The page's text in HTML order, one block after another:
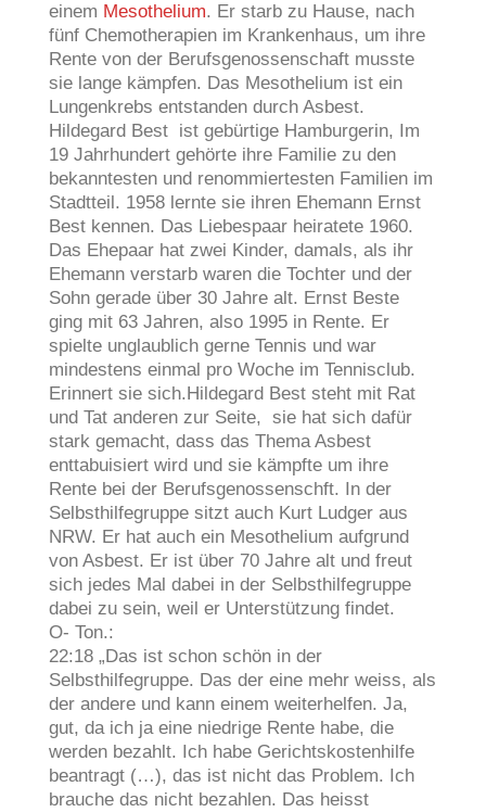
einem Mesothelium. Er starb zu Hause, nach
fünf Chemotherapien im Krankenhaus, um ihre
Rente von der Berufsgenossenschaft musste
sie lange kämpfen. Das Mesothelium ist ein
Lungenkrebs entstanden durch Asbest.
Hildegard Best ist gebürtige Hamburgerin, Im
19 Jahrhundert gehörte ihre Familie zu den
bekanntesten und renommiertesten Familien im
Stadtteil. 1958 lernte sie ihren Ehemann Ernst
Best kennen. Das Liebespaar heiratete 1960.
Das Ehepaar hat zwei Kinder, damals, als ihr
Ehemann verstarb waren die Tochter und der
Sohn gerade über 30 Jahre alt. Ernst Beste
ging mit 63 Jahren, also 1995 in Rente. Er
spielte unglaublich gerne Tennis und war
mindestens einmal pro Woche im Tennisclub.
Erinnert sie sich.Hildegard Best steht mit Rat
und Tat anderen zur Seite, sie hat sich dafür
stark gemacht, dass das Thema Asbest
enttabuisiert wird und sie kämpfte um ihre
Rente bei der Berufsgenossenschft. In der
Selbsthilfegruppe sitzt auch Kurt Ludger aus
NRW. Er hat auch ein Mesothelium aufgrund
von Asbest. Er ist über 70 Jahre alt und freut
sich jedes Mal dabei in der Selbsthilfegruppe
dabei zu sein, weil er Unterstützung findet.
O- Ton.:
22:18 „Das ist schon schön in der
Selbsthilfegruppe. Das der eine mehr weiss, als
der andere und kann einem weiterhelfen. Ja,
gut, da ich ja eine niedrige Rente habe, die
werden bezahlt. Ich habe Gerichtskostenhilfe
beantragt (…), das ist nicht das Problem. Ich
brauche das nicht bezahlen. Das heisst